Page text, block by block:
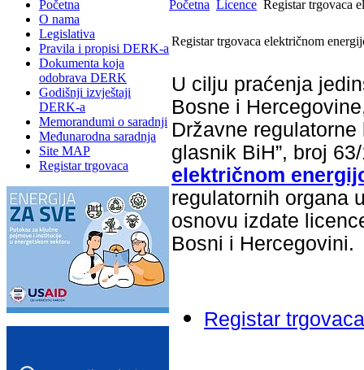
Početna
O nama
Legislativa
Pravila i propisi DERK-a
Dokumenta koja
odobrava DERK
Godišnji izvještaji
DERK-a
Memorandumi o saradnji
Međunarodna saradnja
Site MAP
Registar trgovaca
Početna Licence Registar trgovaca
Registar trgovaca električnom
U cilju praćenja
Bosne i
Državne
glasnik BiH”, broj
električnom
regulatornih organa
osnovu izdate
Bosni i Hercegovini.
Registar